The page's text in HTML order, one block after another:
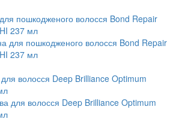
пошкодженого волосся Bond Repair
237 мл
волосся Deep Brilliance Optimum